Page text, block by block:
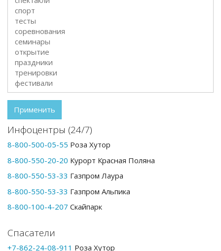
Применить
Инфоцентры (24/7)
8-800-500-05-55 Роза Хутор
8-800-550-20-20 Курорт Красная Поляна
8-800-550-53-33 Газпром Лаура
8-800-550-53-33 Газпром Альпика
8-800-100-4-207 Скайпарк
Спасатели
+7-862-24-08-911 Роза Хутор